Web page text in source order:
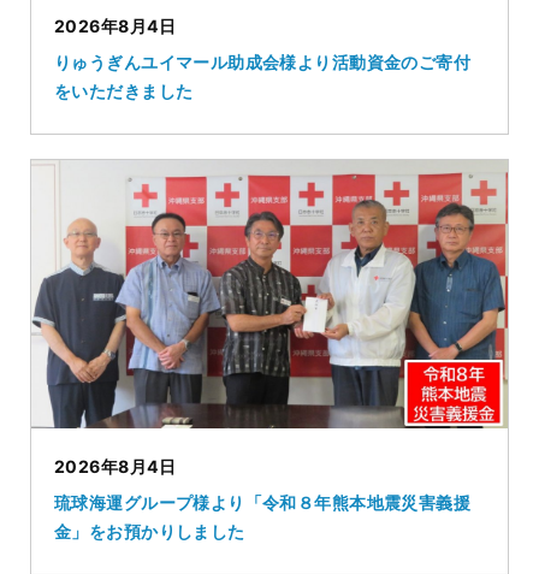
2026年8月4日
りゅうぎんユイマール助成会様より活動資金のご寄付
をいただきました
2026年8月4日
琉球海運グループ様より「令和８年熊本地震災害義援
金」をお預かりしました